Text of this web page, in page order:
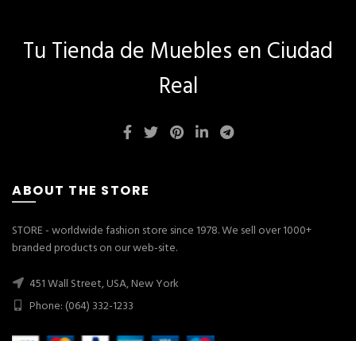
Tu Tienda de Muebles en Ciudad
Real
ABOUT THE STORE
STORE - worldwide fashion store since 1978. We sell over 1000+
branded products on our web-site.
451 Wall Street, USA, New York
Phone: (064) 332-1233